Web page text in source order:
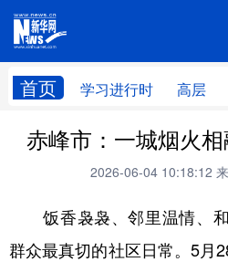
首页 学习进行时 高层
网站地
学习进行时 高层
财经
台湾 思客智库
科技 科创
赤峰市：一城烟火
2026-06-04 10:18:12
饭香袅袅、邻里温情、和
群众最真切的社区日常。5月